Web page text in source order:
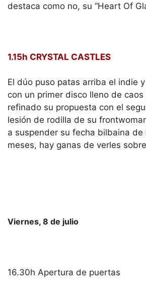
destaca como no, su “Heart Of
1.15h CRYSTAL CASTLES
El dúo puso patas arriba el indie
con un primer disco lleno de
refinado su propuesta con el
lesión de rodilla de su
a suspender su fecha bilbaina de
meses, hay ganas de verles
Viernes, 8 de julio
16.30h Apertura de puertas